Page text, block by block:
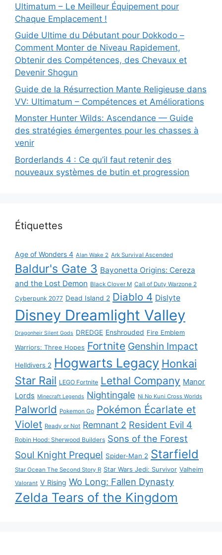
Ultimatum – Le Meilleur Équipement pour
Chaque Emplacement !
Guide Ultime du Débutant pour Dokkodo –
Comment Monter de Niveau Rapidement,
Obtenir des Compétences, des Chevaux et
Devenir Shogun
Guide de la Résurrection Mante Religieuse dans
VV: Ultimatum – Compétences et Améliorations
Monster Hunter Wilds: Ascendance — Guide
des stratégies émergentes pour les chasses à
venir
Borderlands 4 : Ce qu’il faut retenir des
nouveaux systèmes de butin et progression
Étiquettes
Age of Wonders 4 Alan Wake 2 Ark Survival Ascended
Baldur's Gate 3 Bayonetta Origins: Cereza
and the Lost Demon Black Clover M Call of Duty Warzone 2
Cyberpunk 2077 Dead Island 2 Diablo 4 Dislyte
Disney Dreamlight Valley
Dragonheir Silent Gods DREDGE Enshrouded Fire Emblem
Warriors: Three Hopes Fortnite Genshin Impact
Helldivers 2 Hogwarts Legacy Honkai
Star Rail LEGO Fortnite Lethal Company Manor
Lords Minecraft Legends Nightingale Ni No Kuni Cross Worlds
Palworld Pokemon Go Pokémon Écarlate et
Violet Ready or Not Remnant 2 Resident Evil 4
Robin Hood: Sherwood Builders Sons of the Forest
Soul Knight Prequel Spider-Man 2 Starfield
Star Ocean The Second Story R Star Wars Jedi: Survivor Valheim
Valorant V Rising Wo Long: Fallen Dynasty
Zelda Tears of the Kingdom